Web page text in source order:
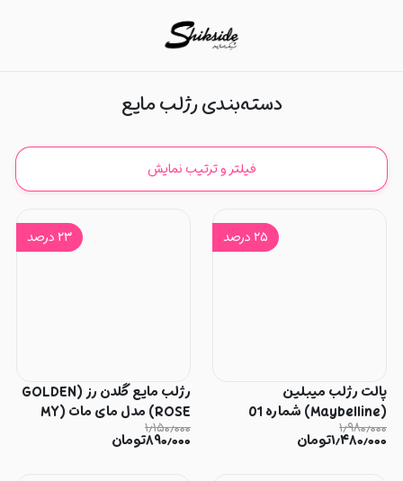
دسته‌بندی رژلب مایع
فیلتر و ترتیب نمایش
۲۵ درصد
پالت رژلب میبلین
(Maybelline) شماره 01
۱٫۹۸۰٫۰۰۰
۱٫۴۸۰٫۰۰۰تومان
۲۳ درصد
رژلب مایع گلدن رز (GOLDEN
ROSE) مدل مای مات (MY
MATTE) شماره 30
۱٫۱۵۰٫۰۰۰
۸۹۰٫۰۰۰تومان